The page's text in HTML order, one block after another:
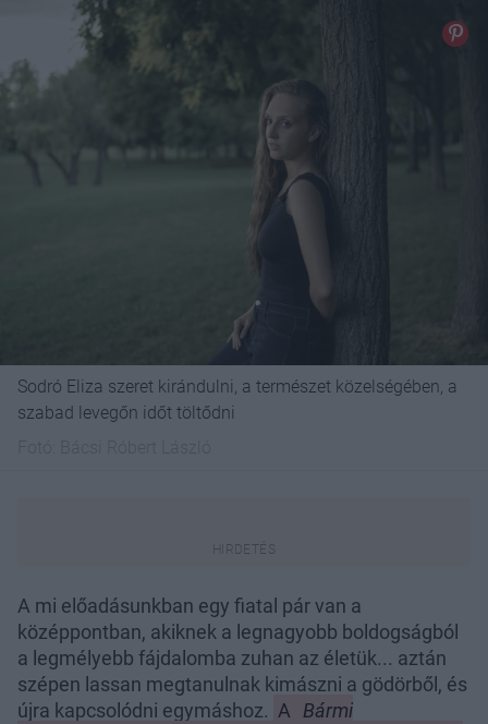
Sodró Eliza szeret kirándulni, a természet közelségében, a
szabad levegőn időt töltődni
A mi előadásunkban egy fiatal pár van a
középpontban, akiknek a legnagyobb boldogságból
a legmélyebb fájdalomba zuhan az életük... aztán
szépen lassan megtanulnak kimászni a gödörből, és
újra kapcsolódni egymáshoz. A
Bármi